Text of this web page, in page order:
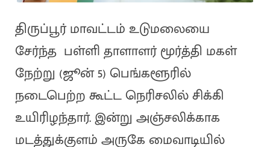
திருப்பூர் மாவட்டம் உடுமலையை
சேர்ந்த பள்ளி தாளாளர் மூர்த்தி மகள்
நேற்று (ஜூன் 5) பெங்களூரில்
நடைபெற்ற கூட்ட நெரிசலில் சிக்கி
உயிரிழந்தார். இன்று அஞ்சலிக்காக
மடத்துக்குளம் அருகே மைவாடியில்